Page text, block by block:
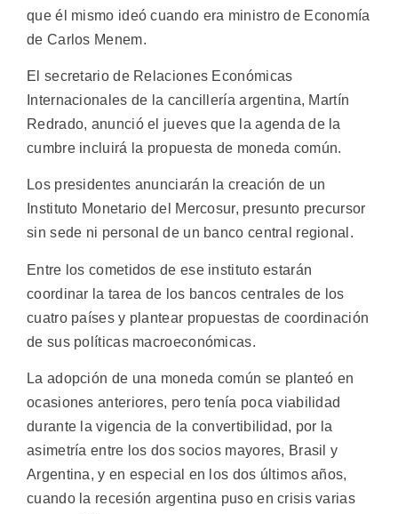
que él mismo ideó cuando era ministro de Economía
de Carlos Menem.
El secretario de Relaciones Económicas
Internacionales de la cancillería argentina, Martín
Redrado, anunció el jueves que la agenda de la
cumbre incluirá la propuesta de moneda común.
Los presidentes anunciarán la creación de un
Instituto Monetario del Mercosur, presunto precursor
sin sede ni personal de un banco central regional.
Entre los cometidos de ese instituto estarán
coordinar la tarea de los bancos centrales de los
cuatro países y plantear propuestas de coordinación
de sus políticas macroeconómicas.
La adopción de una moneda común se planteó en
ocasiones anteriores, pero tenía poca viabilidad
durante la vigencia de la convertibilidad, por la
asimetría entre los dos socios mayores, Brasil y
Argentina, y en especial en los dos últimos años,
cuando la recesión argentina puso en crisis varias